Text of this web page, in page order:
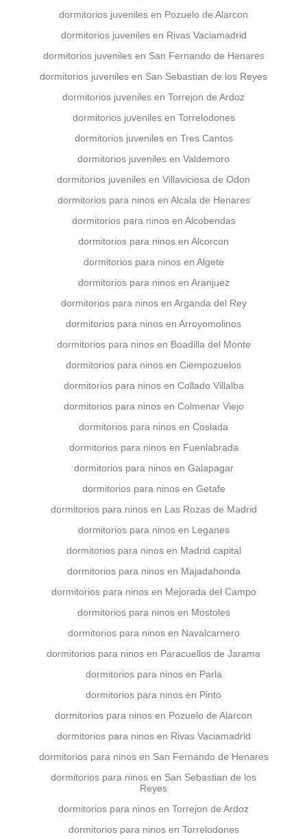
dormitorios juveniles en Pozuelo de Alarcon
dormitorios juveniles en Rivas Vaciamadrid
dormitorios juveniles en San Fernando de Henares
dormitorios juveniles en San Sebastian de los Reyes
dormitorios juveniles en Torrejon de Ardoz
dormitorios juveniles en Torrelodones
dormitorios juveniles en Tres Cantos
dormitorios juveniles en Valdemoro
dormitorios juveniles en Villaviciosa de Odon
dormitorios para ninos en Alcala de Henares
dormitorios para ninos en Alcobendas
dormitorios para ninos en Alcorcon
dormitorios para ninos en Algete
dormitorios para ninos en Aranjuez
dormitorios para ninos en Arganda del Rey
dormitorios para ninos en Arroyomolinos
dormitorios para ninos en Boadilla del Monte
dormitorios para ninos en Ciempozuelos
dormitorios para ninos en Collado Villalba
dormitorios para ninos en Colmenar Viejo
dormitorios para ninos en Coslada
dormitorios para ninos en Fuenlabrada
dormitorios para ninos en Galapagar
dormitorios para ninos en Getafe
dormitorios para ninos en Las Rozas de Madrid
dormitorios para ninos en Leganes
dormitorios para ninos en Madrid capital
dormitorios para ninos en Majadahonda
dormitorios para ninos en Mejorada del Campo
dormitorios para ninos en Mostoles
dormitorios para ninos en Navalcarnero
dormitorios para ninos en Paracuellos de Jarama
dormitorios para ninos en Parla
dormitorios para ninos en Pinto
dormitorios para ninos en Pozuelo de Alarcon
dormitorios para ninos en Rivas Vaciamadrid
dormitorios para ninos en San Fernando de Henares
dormitorios para ninos en San Sebastian de los
Reyes
dormitorios para ninos en Torrejon de Ardoz
dormitorios para ninos en Torrelodones